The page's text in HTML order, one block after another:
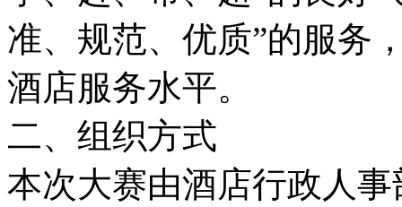
准、规范、优质”的服务
酒店服务水平。
二、组织方式
本次大赛由酒店行政人